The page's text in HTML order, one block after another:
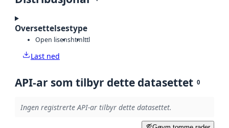
Oversettelsestype
Open lisenshtmlttl
Last ned
API-ar som tilbyr dette datasettet 0
Ingen registrerte API-ar tilbyr dette datasettet.